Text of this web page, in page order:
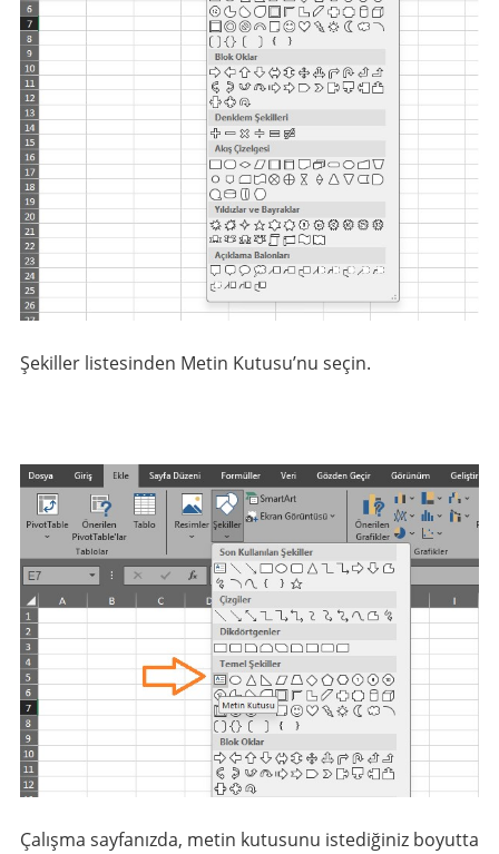
Şekiller listesinden Metin Kutusu’nu seçin.
Çalışma sayfanızda, metin kutusunu istediğiniz boyutta